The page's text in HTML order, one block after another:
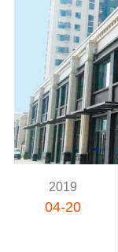
2019
04-20